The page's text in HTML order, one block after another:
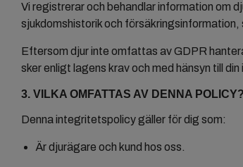
Vi registrerar och behandlar information om
sjukdomshistorik och
Eftersom djur inte omfattas av GDPR
sker enligt lagens krav och med hänsyn till
3. VILKA OMFATTAS AV DENNA POLICY?
Denna integritetspolicy gäller för dig som:
Är djurägare och kund hos oss.